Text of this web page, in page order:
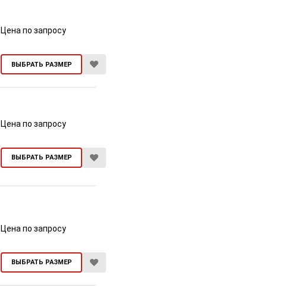
ВЫБРАТЬ РАЗМЕР
Цена по запросу
ВЫБРАТЬ РАЗМЕР
Цена по запросу
ВЫБРАТЬ РАЗМЕР
Цена по запросу